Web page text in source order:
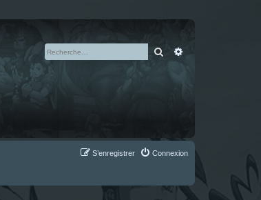
Rechercher
Connexion
S’enregistrer